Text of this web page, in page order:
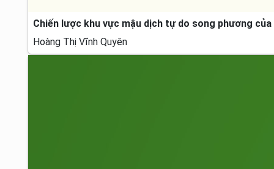
Chiến lược khu vực mậu dịch tự do song phương
Hoàng Thị Vĩnh Quyên